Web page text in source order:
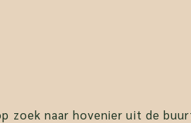
zoek naar hovenier uit de